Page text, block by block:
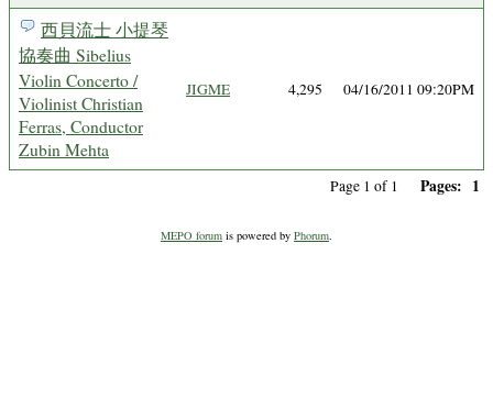
西貝流士 小提琴
協奏曲 Sibelius
Violin Concerto /
Violinist Christian
Ferras, Conductor
Zubin Mehta
JIGME 4,295 04/16/2011 09:20PM
Page 1 of 1 Pages: 1
MEPO forum is powered by Phorum.